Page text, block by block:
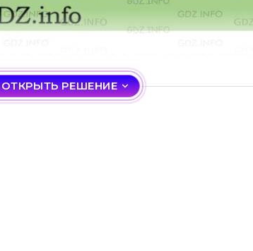
ОТКРЫТЬ РЕШЕНИЕ